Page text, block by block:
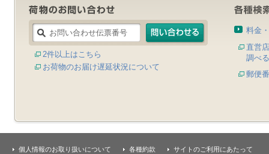
2件以上はこちら
お荷物のお届け遅延状況について
料金
直営
調べる
郵便
個人情報のお取り扱いについて 各種約款 サイトのご利用にあたって